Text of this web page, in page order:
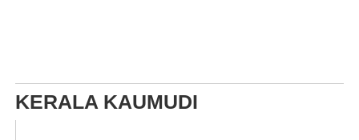
KERALA KAUMUDI